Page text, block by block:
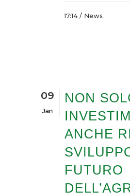
17:14 / News
09
Jan
NON
ANCHE
FUTURO